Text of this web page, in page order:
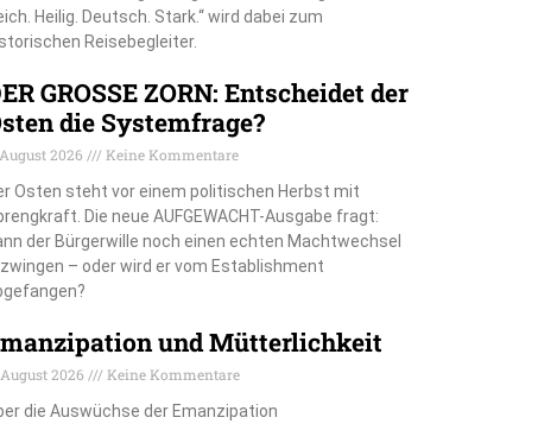
Heilig. Deutsch. Stark.“ wird dabei zum
Reisebegleiter.
GROSSE ZORN: Entscheidet der
die Systemfrage?
2026
Keine Kommentare
Osten steht vor einem politischen Herbst mit
Die neue AUFGEWACHT-Ausgabe fragt:
der Bürgerwille noch einen echten Machtwechsel
– oder wird er vom Establishment
und Mütterlichkeit
2026
Keine Kommentare
die Auswüchse der Emanzipation